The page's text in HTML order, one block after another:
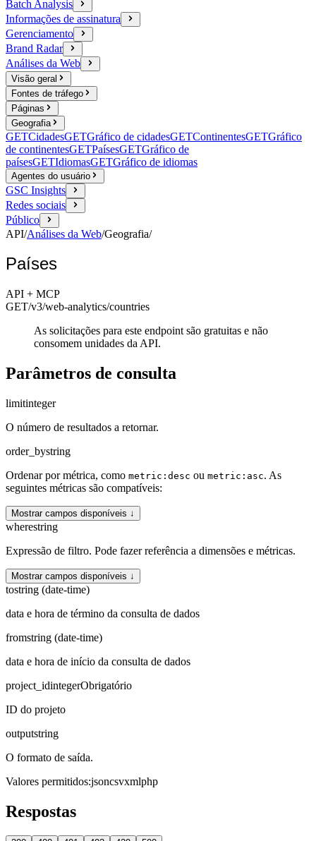
Batch Analysis
Informações de assinatura
Gerenciamento
Brand Radar
Análises da Web
Visão geral
Fontes de tráfego
Páginas
Geografia
GETCidadesGETGráfico de cidadesGETContinentesGETGráfico
de continentesGETPaísesGETGráfico de
paísesGETIdiomasGETGráfico de idiomas
Agentes do usuário
GSC Insights
Redes sociais
Público
API/Análises da Web/Geografia/
Países
API + MCP
GET/v3/web-analytics/countries
As solicitações para este endpoint são gratuitas e não
consomem unidades da API.
Parâmetros de consulta
limitinteger
O número de resultados a retornar.
order_bystring
Ordenar por métrica, como metric:desc ou metric:asc. As
seguintes métricas são compatíveis:
Mostrar campos disponíveis ↓
wherestring
Expressão de filtro. Pode fazer referência a dimensões e métricas.
Mostrar campos disponíveis ↓
tostring (date-time)
data e hora de término da consulta de dados
fromstring (date-time)
data e hora de início da consulta de dados
project_idintegerObrigatório
ID do projeto
outputstring
O formato de saída.
Valores permitidos:jsoncsvxmlphp
Respostas